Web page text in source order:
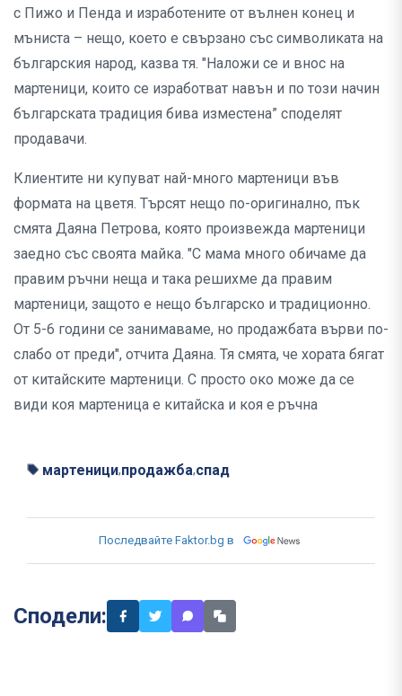
с Пижо и Пенда и изработените от вълнен конец и
мъниста – нещо, което е свързано със символиката на
българския народ, казва тя. "Наложи се и внос на
мартеници, които се изработват навън и по този начин
българската традиция бива изместена” споделят
продавачи.
Клиентите ни купуват най-много мартеници във
формата на цветя. Търсят нещо по-оригинално, пък
смята Даяна Петрова, която произвежда мартеници
заедно със своята майка. "С мама много обичаме да
правим ръчни неща и така решихме да правим
мартеници, защото е нещо българско и традиционно.
От 5-6 години се занимаваме, но продажбата върви по-
слабо от преди", отчита Даяна. Тя смята, че хората бягат
от китайските мартеници. С просто око може да се
види коя мартеница е китайска и коя е ръчна
мартеници,продажба,спад
Последвайте Faktor.bg в
Сподели: